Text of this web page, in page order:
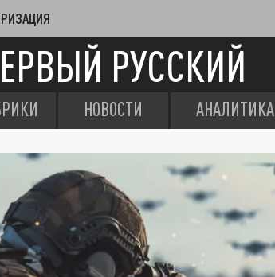
РУССКИЙ
НОВОСТИ АНАЛИТИКА